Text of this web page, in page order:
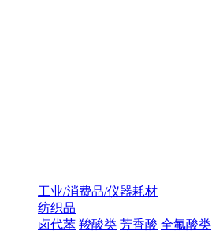
工业/消费品/仪器耗材
纺织品
卤代苯 羧酸类 芳香酸 全氟酸类